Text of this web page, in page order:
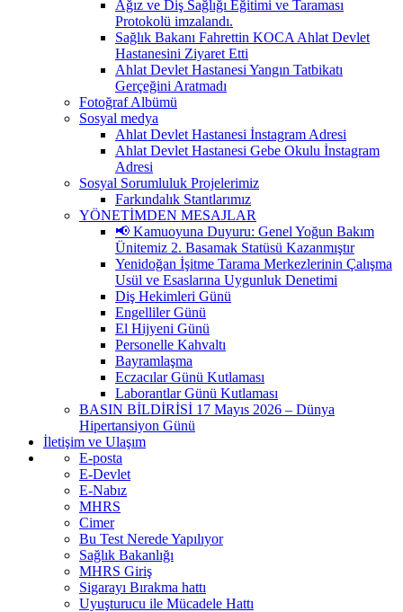
Ağız ve Diş Sağlığı Eğitimi ve Taraması
Protokolü imzalandı.
Sağlık Bakanı Fahrettin KOCA Ahlat Devlet
Hastanesini Ziyaret Etti
Ahlat Devlet Hastanesi Yangın Tatbikatı
Gerçeğini Aratmadı
Fotoğraf Albümü
Sosyal medya
Ahlat Devlet Hastanesi İnstagram Adresi
Ahlat Devlet Hastanesi Gebe Okulu İnstagram
Adresi
Sosyal Sorumluluk Projelerimiz
Farkındalık Stantlarımız
YÖNETİMDEN MESAJLAR
📢 Kamuoyuna Duyuru: Genel Yoğun Bakım
Ünitemiz 2. Basamak Statüsü Kazanmıştır
Yenidoğan İşitme Tarama Merkezlerinin Çalışma
Usül ve Esaslarına Uygunluk Denetimi
Diş Hekimleri Günü
Engelliler Günü
El Hijyeni Günü
Personelle Kahvaltı
Bayramlaşma
Eczacılar Günü Kutlaması
Laborantlar Günü Kutlaması
BASIN BİLDİRİSİ 17 Mayıs 2026 – Dünya
Hipertansiyon Günü
İletişim ve Ulaşım
E-posta
E-Devlet
E-Nabız
MHRS
Cimer
Bu Test Nerede Yapılıyor
Sağlık Bakanlığı
MHRS Giriş
Sigarayı Bırakma hattı
Uyuşturucu ile Mücadele Hattı